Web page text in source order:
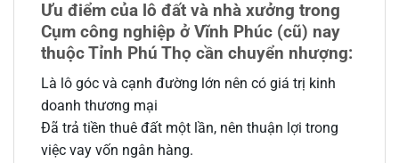
Ưu điểm của lô đất và nhà xưởng trong
Cụm công nghiệp ở Vĩnh Phúc (cũ) nay
thuộc Tỉnh Phú Thọ cần chuyển nhượng:
Là lô góc và cạnh đường lớn nên có giá trị kinh
doanh thương mại
Đã trả tiền thuê đất một lần, nên thuận lợi trong
việc vay vốn ngân hàng.